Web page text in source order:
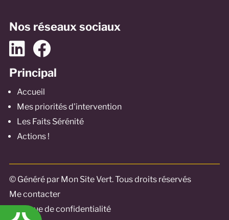
Nos réseaux sociaux
Principal
Accueil
Mes priorités d'intervention
Les Faits Sérénité
Actions !
© Généré par Mon Site Vert. Tous droits réservés
Me contacter
Politique de confidentialité